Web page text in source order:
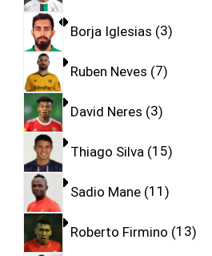
Borja Iglesias 3
Ruben Neves 7
David Neres 3
Thiago Silva 15
Sadio Mane 11
Roberto Firmino 13